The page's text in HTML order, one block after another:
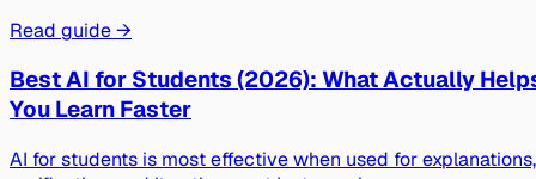
Read guide →
Best AI for Students (2026): What Actually
You Learn Faster
AI for students is most effective when used for explanations,